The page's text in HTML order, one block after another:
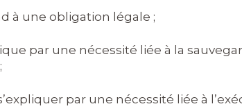
à une obligation légale ;
par une nécessité liée à la
par une nécessité liée à